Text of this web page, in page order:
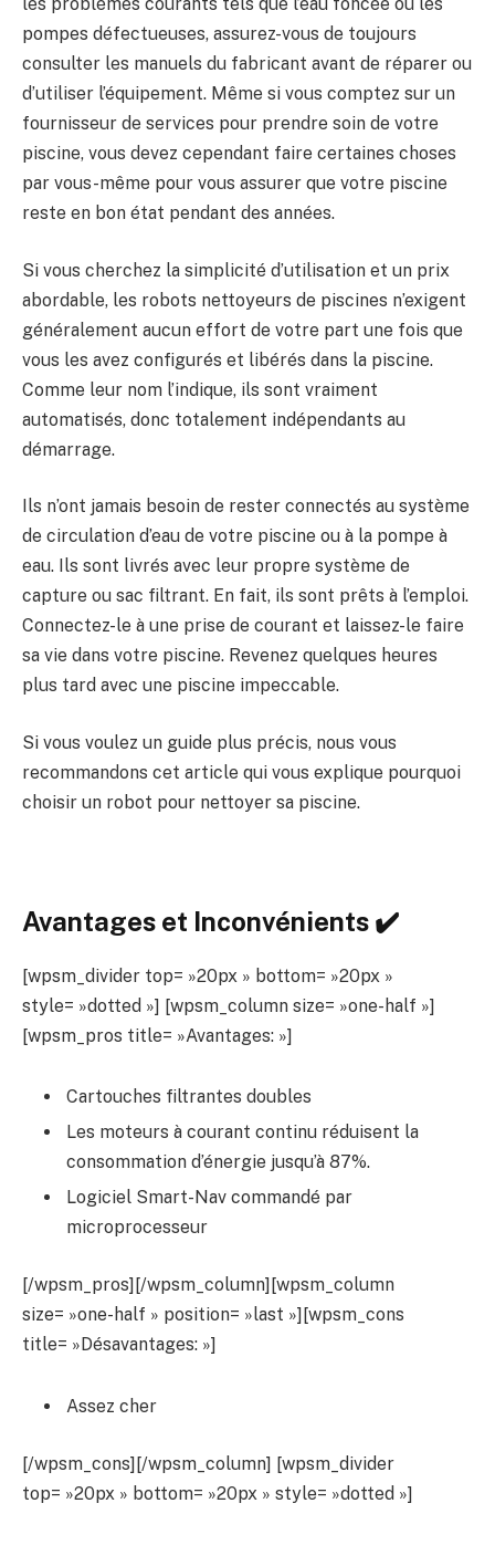
les problèmes courants tels que l’eau foncée ou les
pompes défectueuses, assurez-vous de toujours
consulter les manuels du fabricant avant de réparer ou
d’utiliser l’équipement. Même si vous comptez sur un
fournisseur de services pour prendre soin de votre
piscine, vous devez cependant faire certaines choses
par vous-même pour vous assurer que votre piscine
reste en bon état pendant des années.
Si vous cherchez la simplicité d’utilisation et un prix
abordable, les robots nettoyeurs de piscines n’exigent
généralement aucun effort de votre part une fois que
vous les avez configurés et libérés dans la piscine.
Comme leur nom l’indique, ils sont vraiment
automatisés, donc totalement indépendants au
démarrage.
Ils n’ont jamais besoin de rester connectés au système
de circulation d’eau de votre piscine ou à la pompe à
eau. Ils sont livrés avec leur propre système de
capture ou sac filtrant. En fait, ils sont prêts à l’emploi.
Connectez-le à une prise de courant et laissez-le faire
sa vie dans votre piscine. Revenez quelques heures
plus tard avec une piscine impeccable.
Si vous voulez un guide plus précis, nous vous
recommandons cet article qui vous explique pourquoi
choisir un robot pour nettoyer sa piscine.
Avantages et Inconvénients ✔️
[wpsm_divider top= »20px » bottom= »20px »
style= »dotted »] [wpsm_column size= »one-half »]
[wpsm_pros title= »Avantages: »]
Cartouches filtrantes doubles
Les moteurs à courant continu réduisent la
consommation d’énergie jusqu’à 87%.
Logiciel Smart-Nav commandé par
microprocesseur
[/wpsm_pros][/wpsm_column][wpsm_column
size= »one-half » position= »last »][wpsm_cons
title= »Désavantages: »]
Assez cher
[/wpsm_cons][/wpsm_column] [wpsm_divider
top= »20px » bottom= »20px » style= »dotted »]